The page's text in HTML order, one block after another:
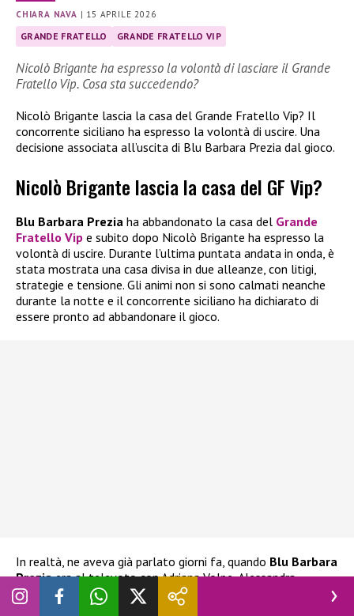
CHIARA NAVA | 15 APRILE 2026
GRANDE FRATELLO GRANDE FRATELLO VIP
Nicolò Brigante ha espresso la volontà di lasciare il Grande
Fratello Vip. Cosa sta succedendo?
Nicolò Brigante lascia la casa del Grande Fratello Vip? Il
concorrente siciliano ha espresso la volontà di uscire. Una
decisione associata all’uscita di Blu Barbara Prezia dal gioco.
Nicolò Brigante lascia la casa del GF Vip?
Blu Barbara Prezia ha abbandonato la casa del Grande
Fratello Vip e subito dopo Nicolò Brigante ha espresso la
volontà di uscire. Durante l’ultima puntata andata in onda, è
stata mostrata una casa divisa in due alleanze, con litigi,
strategie e tensione. Gli animi non si sono calmati neanche
durante la notte e il concorrente siciliano ha dichiarato di
essere pronto ad abbandonare il gioco.
In realtà, ne aveva già parlato giorni fa, quando Blu Barbara
Preziaera al televoto con Adriana Volpe, Alessandra
Mussolini e Lucia Ilarido. L’ex tronista aveva già espresso
l’intenzione di ritirarsinel caso Blu fosse stata eliminata.